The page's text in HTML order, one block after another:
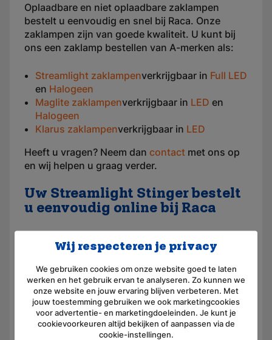
Oplaadbare en niet oplaadbare zaklampen
bestelt u eenvoudig en snel bij Raca. Onze
zaklampen zijn van goede kwaliteit. U kunt bij
ons een zaklamp bestellen van A-merken als:
Streamlight zaklampenverkrijgbaar in Full LED
en Halogeen
Maglite zaklampenverkrijgbaar in LED en
Halogeen
Klarus zaklampenverkrijgbaar in LED
Heeft u vragen? Neem dan contact met ons op
en wij helpen u graag verder.
Uw Streamlight Stinger bestelt
u eenvoudig online bij Raca
heeft gevonden kunt u deze zeer gemakkelijk
bestellen bij Raca. Wij beschikken over een
snelle bezorgservice en veel van onze
producten zijn op voorraad. Als u niet tevreden
bent over een van onze producten krijgt u
zonder veel gedoe uw geld teruggestort. U kunt
bij ons terecht voor alle vragen wat betreft onze
Wij respecteren je privacy
We gebruiken cookies om onze website goed te laten
werken en het gebruik ervan te analyseren. Zo kunnen we
onze website en jouw ervaring blijven verbeteren. Met
jouw toestemming gebruiken we ook marketingcookies
voor advertentie- en marketingdoeleinden. Je kunt je
cookievoorkeuren altijd bekijken of aanpassen via de
cookie-instellingen.